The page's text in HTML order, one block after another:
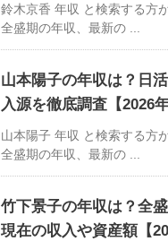
鈴木京香 年収 と検索する方
全盛期の年収、最新の ...
山本陽子の年収は？日
入源を徹底調査【2026年
山本陽子 年収 と検索する方
全盛期の年収、最新の ...
竹下景子の年収は？全
現在の収入や資産額【